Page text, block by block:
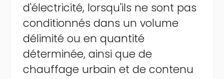
d'électricité, lorsqu'ils ne sont pas
conditionnés dans un volume
délimité ou en quantité
déterminée, ainsi que de
chauffage urbain et de contenu